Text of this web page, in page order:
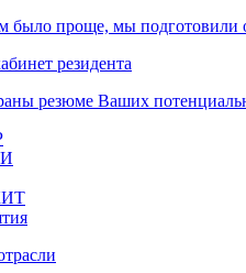
было проще, мы подготовили
резидента
резюме Ваших